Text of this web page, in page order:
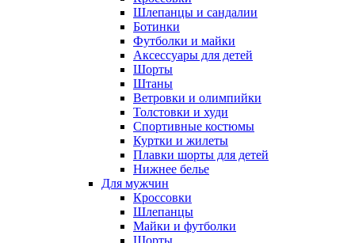
Шлепанцы и сандалии
Ботинки
Футболки и майки
Аксессуары для детей
Шорты
Штаны
Ветровки и олимпийки
Толстовки и худи
Спортивные костюмы
Куртки и жилеты
Плавки шорты для детей
Нижнее белье
Для мужчин
Кроссовки
Шлепанцы
Майки и футболки
Шорты